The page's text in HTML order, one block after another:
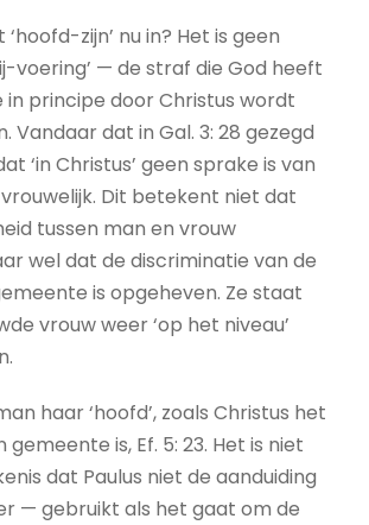
zijn’ nu in? Het is geen
voering’ — de straf die God heeft
in principe door Christus wordt
Vandaar dat in Gal. 3: 28 gezegd
‘in Christus’ geen sprake is van
Dit betekent niet dat
tussen man en vrouw
wel dat de discriminatie van de
is opgeheven. Ze staat
vrouw weer ‘op het niveau’
haar ‘hoofd’, zoals Christus het
gemeente is, Ef. 5: 23. Het is niet
dat Paulus niet de aanduiding
— gebruikt als het gaat om de